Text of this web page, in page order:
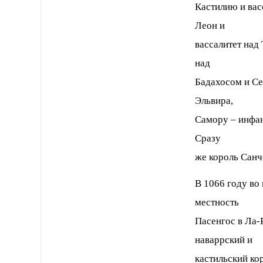
Кастилию и
Леон и
вассалитет
над
Бадахосом и
Эльвира,
Самору –
Сразу
же король
В 1066 году во
местность
Пасенгос в Ла-
наваррский и
кастильский